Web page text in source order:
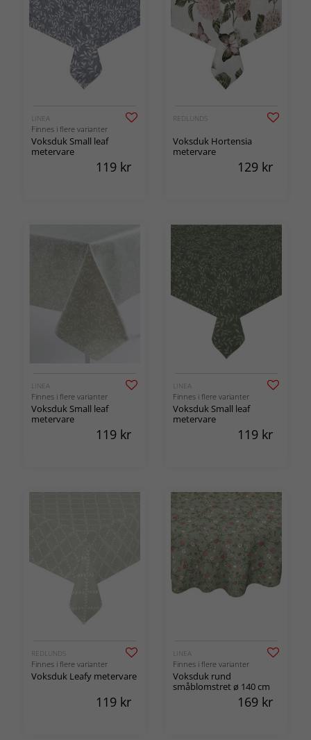
LINEA
Finnes i flere varianter
Voksduk Small leaf
metervare
119 kr
REDLUNDS
Voksduk Hortensia
metervare
129 kr
LINEA
Finnes i flere varianter
Voksduk Small leaf
metervare
119 kr
LINEA
Finnes i flere varianter
Voksduk Small leaf
metervare
119 kr
REDLUNDS
Finnes i flere varianter
Voksduk Leafy metervare
119 kr
LINEA
Finnes i flere varianter
Voksduk rund
småblomstret ø 140 cm
169 kr